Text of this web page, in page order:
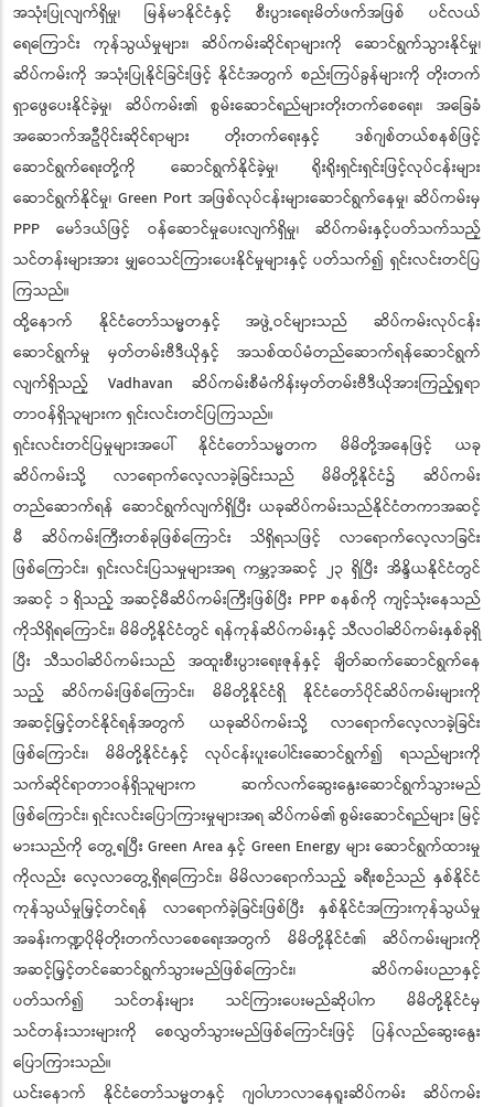
အသုံးပြုလျက်ရှိမှု၊ မြန်မာနိုင်ငံနှင့် စီးပွားရေးမိတ်ဖက်အဖြစ် ပင်လယ်
ရေကြောင်း ကုန်သွယ်မှုများ၊ ဆိပ်ကမ်းဆိုင်ရာများကို ဆောင်ရွက်သွားနိုင်မှု၊
ဆိပ်ကမ်းကို အသုံးပြုနိုင်ခြင်းဖြင့် နိုင်ငံအတွက် စည်းကြပ်ခွန်များကို တိုးတက်
ရှာဖွေပေးနိုင်ခဲ့မှု၊ ဆိပ်ကမ်း၏ စွမ်းဆောင်ရည်များတိုးတက်စေရေး၊ အခြေခံ
အဆောက်အဦပိုင်းဆိုင်ရာများ တိုးတက်ရေးနှင့် ဒစ်ဂျစ်တယ်စနစ်ဖြင့်
ဆောင်ရွက်ရေးတို့ကို ဆောင်ရွက်နိုင်ခဲ့မှု၊ ရိုးရိုးရှင်းရှင်းဖြင့်လုပ်ငန်းများ
ဆောင်ရွက်နိုင်မှု၊ Green Port အဖြစ်လုပ်ငန်းများဆောင်ရွက်နေမှု၊ ဆိပ်ကမ်းမှ
PPP မော်ဒယ်ဖြင့် ဝန်ဆောင်မှုပေးလျက်ရှိမှု၊ ဆိပ်ကမ်းနှင့်ပတ်သက်သည့်
သင်တန်းများအား မျှဝေသင်ကြားပေးနိုင်မှုများနှင့် ပတ်သက်၍ ရှင်းလင်းတင်ပြ
ကြသည်။
ထို့နောက် နိုင်ငံတော်သမ္မတနှင့် အဖွဲ့ဝင်များသည် ဆိပ်ကမ်းလုပ်ငန်း
ဆောင်ရွက်မှု မှတ်တမ်းဗီဒီယိုနှင့် အသစ်ထပ်မံတည်ဆောက်ရန်ဆောင်ရွက်
လျက်ရှိသည့် Vadhavan ဆိပ်ကမ်းစီမံကိန်းမှတ်တမ်းဗီဒီယိုအားကြည့်ရှုရာ
တာဝန်ရှိသူများက ရှင်းလင်းတင်ပြကြသည်။
ရှင်းလင်းတင်ပြမှုများအပေါ် နိုင်ငံတော်သမ္မတက မိမိတို့အနေဖြင့် ယခု
ဆိပ်ကမ်းသို့ လာရောက်လေ့လာခဲ့ခြင်းသည် မိမိတို့နိုင်ငံ၌ ဆိပ်ကမ်း
တည်ဆောက်ရန် ဆောင်ရွက်လျက်ရှိပြီး ယခုဆိပ်ကမ်းသည်နိုင်ငံတကာအဆင့်
မီ ဆိပ်ကမ်းကြီးတစ်ခုဖြစ်ကြောင်း သိရှိရသဖြင့် လာရောက်လေ့လာခြင်း
ဖြစ်ကြောင်း၊ ရှင်းလင်းပြသမှုများအရ ကမ္ဘာ့အဆင့် ၂၃ ရှိပြီး အိန္ဒိယနိုင်ငံတွင်
အဆင့် ၁ ရှိသည့် အဆင့်မီဆိပ်ကမ်းကြီးဖြစ်ပြီး PPP စနစ်ကို ကျင့်သုံးနေသည်
ကိုသိရှိရကြောင်း၊ မိမိတို့နိုင်ငံတွင် ရန်ကုန်ဆိပ်ကမ်းနှင့် သီလဝါဆိပ်ကမ်းနှစ်ခုရှိ
ပြီး သီသဝါဆိပ်ကမ်းသည် အထူးစီးပွားရေးဇုန်နှင့် ချိတ်ဆက်ဆောင်ရွက်နေ
သည့် ဆိပ်ကမ်းဖြစ်ကြောင်း၊ မိမိတို့နိုင်ငံရှိ နိုင်ငံတော်ပိုင်ဆိပ်ကမ်းများကို
အဆင့်မြှင့်တင်နိုင်ရန်အတွက် ယခုဆိပ်ကမ်းသို့ လာရောက်လေ့လာခဲ့ခြင်း
ဖြစ်ကြောင်း၊ မိမိတို့နိုင်ငံနှင့် လုပ်ငန်းပူးပေါင်းဆောင်ရွက်၍ ရသည်များကို
သက်ဆိုင်ရာတာဝန်ရှိသူများက ဆက်လက်ဆွေးနွေးဆောင်ရွက်သွားမည်
ဖြစ်ကြောင်း၊ ရှင်းလင်းပြောကြားမှုများအရ ဆိပ်ကမ်၏ စွမ်းဆောင်ရည်များ မြင့်
မားသည်ကို တွေ့ရပြီး Green Area နှင့် Green Energy များ ဆောင်ရွက်ထားမှု
ကိုလည်း လေ့လာတွေ့ရှိရကြောင်း၊ မိမိလာရောက်သည့် ခရီးစဉ်သည် နှစ်နိုင်ငံ
ကုန်သွယ်မှုမြှင့်တင်ရန် လာရောက်ခဲ့ခြင်းဖြစ်ပြီး နှစ်နိုင်ငံအကြားကုန်သွယ်မှု
အခန်းကဏ္ဍပိုမိုတိုးတက်လာစေရေးအတွက် မိမိတို့နိုင်ငံ၏ ဆိပ်ကမ်းများကို
အဆင့်မြှင့်တင်ဆောင်ရွက်သွားမည်ဖြစ်ကြောင်း၊ ဆိပ်ကမ်းပညာနှင့်
ပတ်သက်၍ သင်တန်းများ သင်ကြားပေးမည်ဆိုပါက မိမိတို့နိုင်ငံမှ
သင်တန်းသားများကို စေလွှတ်သွားမည်ဖြစ်ကြောင်းဖြင့် ပြန်လည်ဆွေးနွေး
ပြောကြားသည်။
ယင်းနောက် နိုင်ငံတော်သမ္မတနှင့် ဂျဝါဟာလာနေရူးဆိပ်ကမ်း ဆိပ်ကမ်း